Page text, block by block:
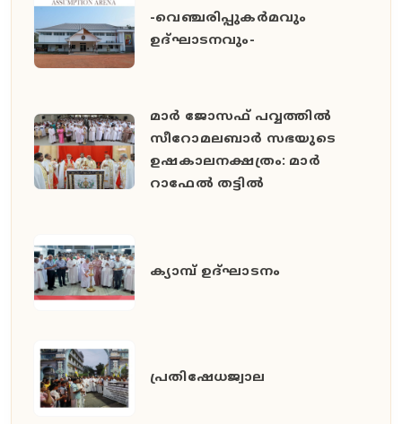
-വെഞ്ചരിപ്പുകർമവും
ഉദ്ഘാടനവും-
മാർ ജോസഫ് പവ്വത്തിൽ
സീറോമലബാർ സഭയുടെ
ഉഷകാലനക്ഷത്രം: മാർ
റാഫേൽ തട്ടിൽ
ക്യാമ്പ് ഉദ്ഘാടനം
പ്രതിഷേധജ്വാല